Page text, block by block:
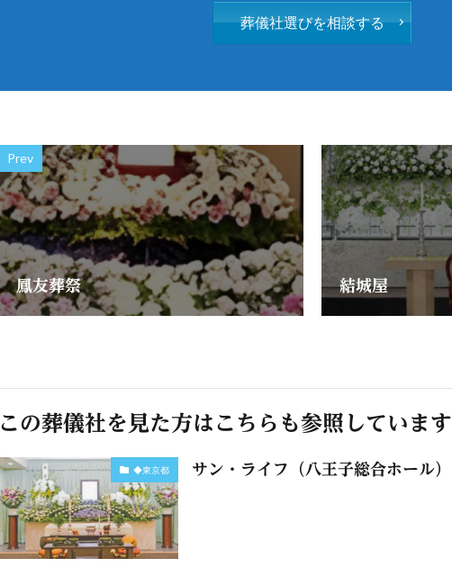
葬儀社選びを相談する
Prev
鳳友葬祭 結城屋
この葬儀社を見た方はこちらも参照しています
◆東京都 サン・ライフ（八王子総合ホール）